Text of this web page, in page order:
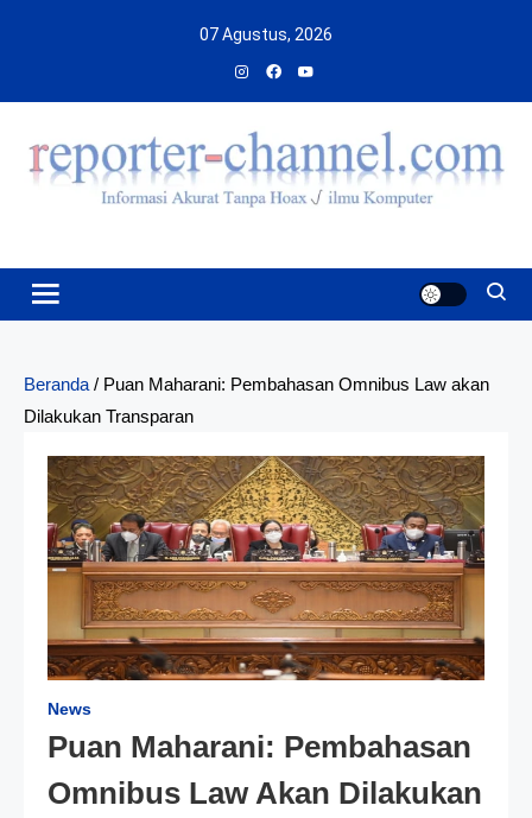
07 Agustus, 2026
Beranda / Puan Maharani: Pembahasan Omnibus Law akan
Dilakukan Transparan
News
Puan Maharani: Pembahasan
Omnibus Law Akan Dilakukan